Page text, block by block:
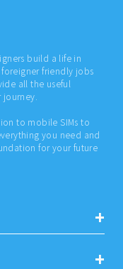
build a life in
friendly jobs
all the useful
to mobile SIMs to
you need and
for your future